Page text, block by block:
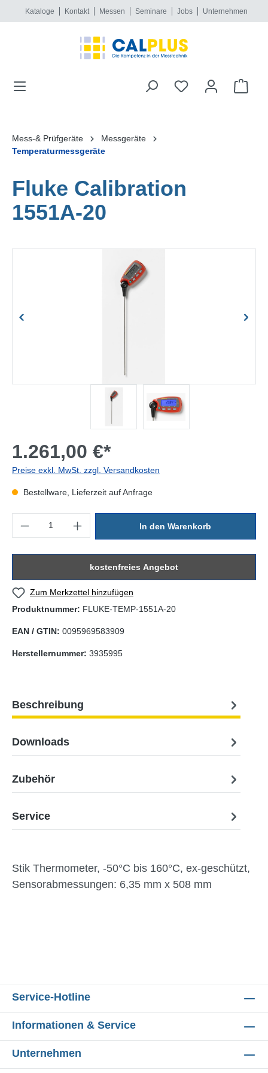
springen
Kataloge Kontakt Messen Seminare Jobs Unternehmen
Mess-& Prüfgeräte
Messgeräte
Temperaturmessgeräte
Fluke Calibration
1551A-20
1.261,00 €*
Preise exkl. MwSt. zzgl. Versandkosten
Bestellware, Lieferzeit auf Anfrage
In den Warenkorb
kostenfreies Angebot
Zum Merkzettel hinzufügen
Produktnummer: FLUKE-TEMP-1551A-20
EAN / GTIN: 0095969583909
Herstellernummer: 3935995
Beschreibung
Downloads
Zubehör
Service
Stik Thermometer, -50°C bis 160°C, ex-geschützt,
Sensorabmessungen: 6,35 mm x 508 mm
Service-Hotline
Informationen & Service
Unternehmen